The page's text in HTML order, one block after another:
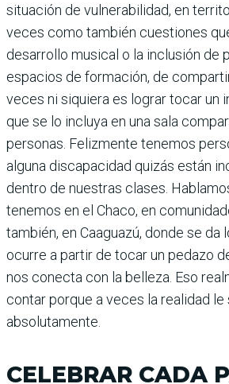
situación de vulnerabilidad, en
veces como también cuestiones
desarrollo musical o la inclusión de
espacios de formación, de
veces ni siquiera es lograr tocar un
que se lo incluya en una sala
personas. Felizmente tenemos
alguna discapacidad quizás están
dentro de nuestras clases.
tenemos en el Chaco, en
también, en Caaguazú, donde se da
ocurre a partir de tocar un pedazo
nos conecta con la belleza. Eso
contar porque a veces la realidad le
absolutamente.
CELEBRAR CADA